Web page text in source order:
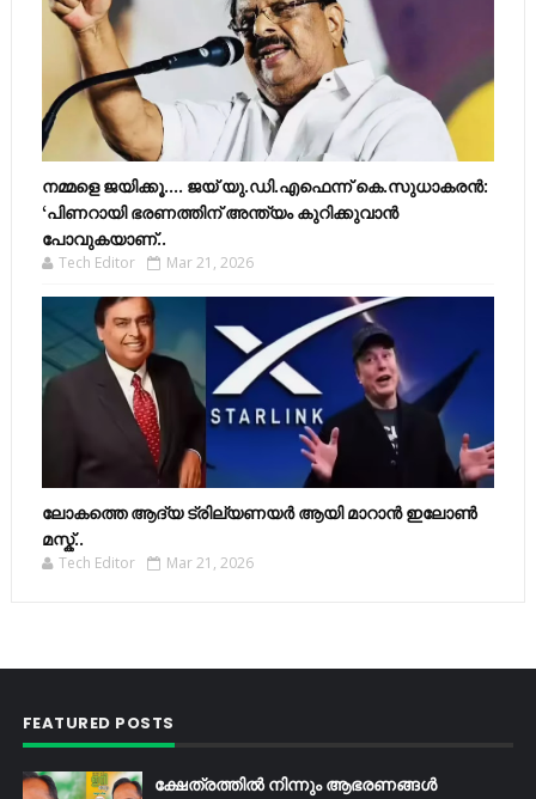
നമ്മളെ ജയിക്കൂ.... ജയ് യു.ഡി.എഫെന്ന് കെ.സുധാകരൻ:
‘പിണറായി ഭരണത്തിന് അന്ത്യം കുറിക്കുവാൻ
പോവുകയാണ്..
Tech Editor Mar 21, 2026
ലോകത്തെ ആദ്യ ട്രില്യണയർ ആയി മാറാൻ ഇലോൺ
മസ്ക്..
Tech Editor Mar 21, 2026
FEATURED POSTS
ക്ഷേത്രത്തിൽ നിന്നും ആഭരണങ്ങൾ